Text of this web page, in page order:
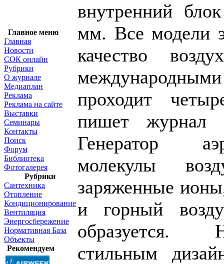
Главное меню
Главная
Новости
СОК онлайн
Рубрики
О журнале
Медиаплан
Реклама
Реклама на сайте
Выставки
Семинары
Контакты
Поиск
Форум
Библиотека
Фотогалерея
Рубрики
Сантехника
Отопление
Кондиционирование
Вентиляция
Энергосбережение
Нормативная База
Объекты
Рекомендуем
внутренний
мм. Все модели
качество
проходит
пишет журнал
Генератор
молекулы
заряженные
и горный
образуется.
стильным